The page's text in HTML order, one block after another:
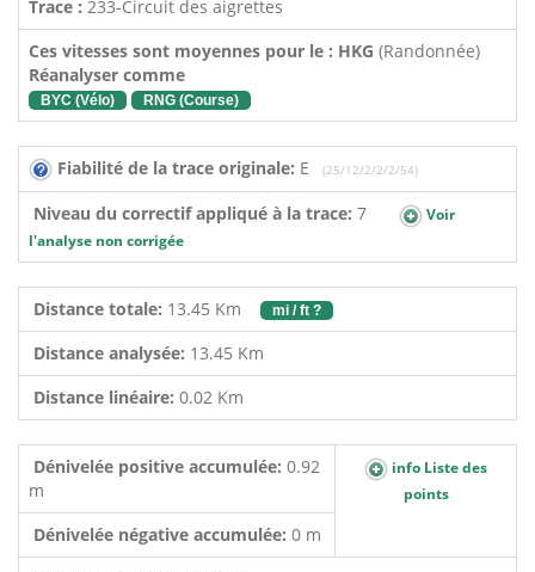
Trace : 233-Circuit des aigrettes
Ces vitesses sont moyennes pour le : HKG (Randonnée)
Réanalyser comme
BYC (Vélo) RNG (Course)
Fiabilité de la trace originale: E (25/12/2/2/2/54)
Niveau du correctif appliqué à la trace: 7
Voir
l'analyse non corrigée
Distance totale: 13.45 Km mi / ft ?
Distance analysée: 13.45 Km
Distance linéaire: 0.02 Km
Dénivelée positive accumulée: 0.92
m
info Liste des
points
Dénivelée négative accumulée: 0 m